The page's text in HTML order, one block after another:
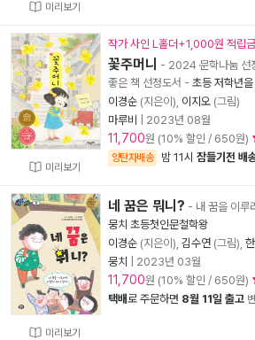
미리보기
미리보기
작가 사인 L홀더+1,000원 적립금
꽃주머니 - 2024 문학나눔 선
좋은 책 선정도서 - 초등 저학년
이경순 (지은이), 이지오 (그림)
마루비
2023년 08월
11,700원 (10% 할인 / 650원)
양탄자배송 밤 11시 잠들기전 배
미리보기
네 꿈은 뭐니? - 내 꿈을 이루
뭉치 초등첫인문철학왕
이경순 (지은이), 김수연 (그림),
뭉치
2023년 03월
11,700원 (10% 할인 / 650원)
택배로 주문하면 8월 11일 출고